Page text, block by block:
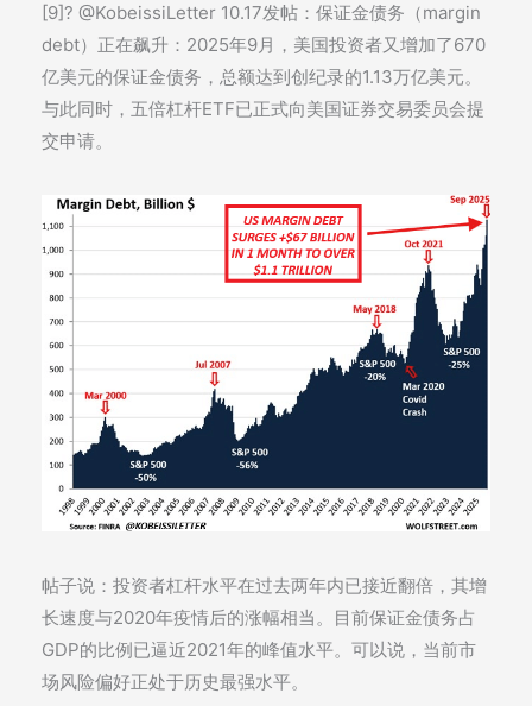
[9]? @KobeissiLetter 10.17发帖：保证金债务（margin
debt）正在飙升：2025年9月，美国投资者又增加了670
亿美元的保证金债务，总额达到创纪录的1.13万亿美元。
与此同时，五倍杠杆ETF已正式向美国证券交易委员会提
交申请。
帖子说：投资者杠杆水平在过去两年内已接近翻倍，其增
长速度与2020年疫情后的涨幅相当。目前保证金债务占
GDP的比例已逼近2021年的峰值水平。可以说，当前市
场风险偏好正处于历史最强水平。